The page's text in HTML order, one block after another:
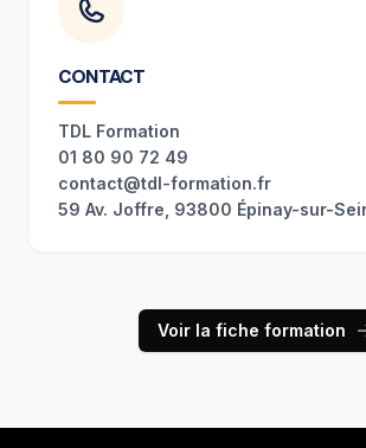
CONTACT
TDL Formation
01 80 90 72 49
contact@tdl-formation.fr
59 Av. Joffre, 93800 Épinay-sur-
Voir la fiche formation